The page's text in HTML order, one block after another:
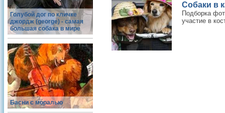
Голубой дог по кличке
джордж (george) - самая
большая собака в мире
Басни с моралью
Собаки в
Подборка
участие в